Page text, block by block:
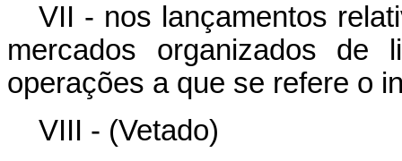
VII - nos lançamentos
mercados organizados de
operações a que se refere o
VIII - (Vetado)